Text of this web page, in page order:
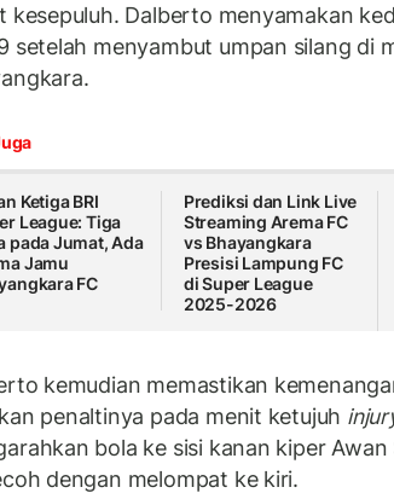
kesepuluh. Dalberto menyamakan
setelah menyambut umpan silang di
Ketiga BRI
League: Tiga
pada Jumat, Ada
Jamu
FC
Prediksi dan Link Live
Streaming Arema FC
vs Bhayangkara
Presisi Lampung FC
di Super League
2025-2026
kemudian memastikan
penaltinya pada menit ketujuh
bola ke sisi kanan kiper
dengan melompat ke kiri.